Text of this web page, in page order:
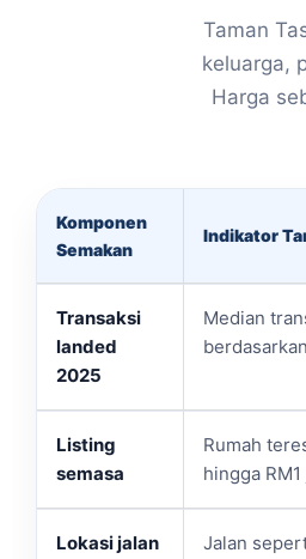
Taman
keluarga,
Harga
Komponen
Semakan
Indikator
Transaksi
landed
2025
Median
Listing
semasa
Rumah
hingga
Lokasi jalan
Jalan